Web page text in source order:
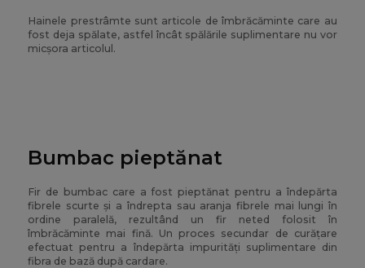
Hainele prestrâmte sunt articole de îmbrăcăminte care au
fost deja spălate, astfel încât spălările suplimentare nu vor
micșora articolul.
Bumbac pieptănat
Fir de bumbac care a fost pieptănat pentru a îndepărta
fibrele scurte și a îndrepta sau aranja fibrele mai lungi în
ordine paralelă, rezultând un fir neted folosit în
îmbrăcăminte mai fină. Un proces secundar de curățare
efectuat pentru a îndepărta impurități suplimentare din
fibra de bază după cardare.